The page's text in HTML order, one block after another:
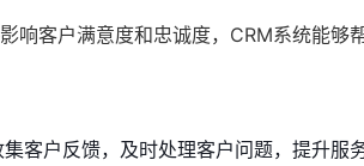
响客户满意度和忠诚度，CRM系统能够
客户反馈，及时处理客户问题，提升服务